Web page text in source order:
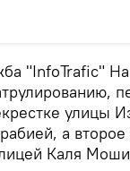
"InfoTrafic"
улицы
а
Каля